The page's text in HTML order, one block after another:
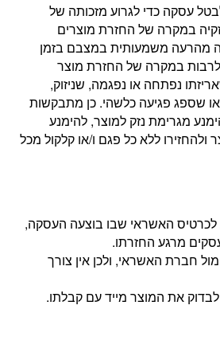
עסקה כדי לגרוע מזכותה של
במקרה של החזרת מוצרים
מהרעה משמעותית במצבם בזמן
במקרה של החזרת מוצר
נפתחה או נפגמה, שניזוק,
שספג פגיעה כלשהי. כן מתבקשות
מגרימת נזק למוצר, להימנע
ולהחזירו ללא כל פגם ו/או קלקול מכל
האשראי שבו בוצעה העסקה,
חברת האשראי, ולכן אין צורך
את המוצר מייד עם קבלתו.